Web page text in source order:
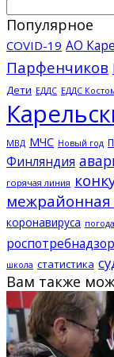
Популярное
COVID-19 АО
Парфенчиков
Дети ЕДДС ЕДДС
МВД МЧС Новый год
Финляндия
горячая линия
коронавируса погода
роспотребнадзор
школа статистика
Вам также